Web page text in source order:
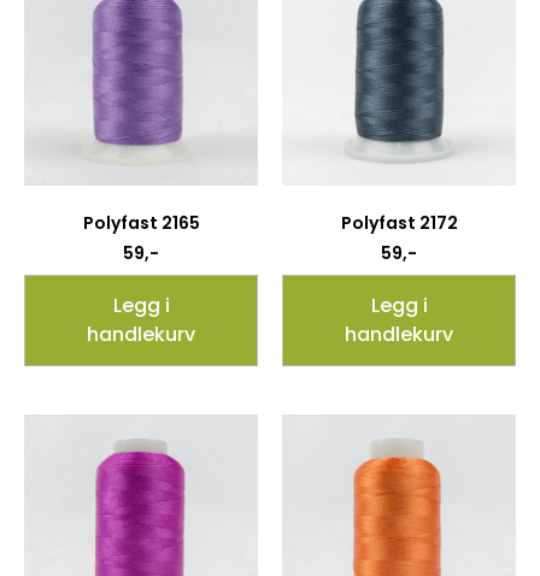
Polyfast 2165
59,-
Legg i
handlekurv
Polyfast 2172
59,-
Legg i
handlekurv